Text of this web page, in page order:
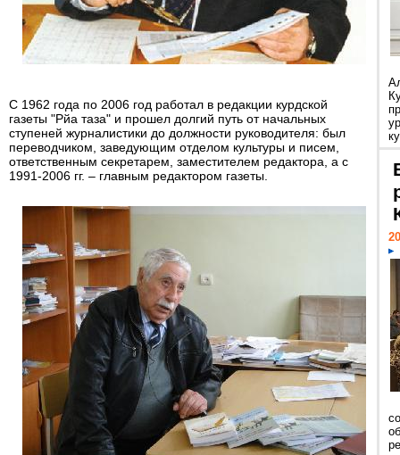
С 1962 года по 2006 год работал в редакции курдской
газеты "Рйа таза" и прошел долгий путь от начальных
ступеней журналистики до должности руководителя: был
переводчиком, заведующим отделом культуры и писем,
ответственным секретарем, заместителем редактора, а с
1991-2006 гг. – главным редактором газеты.